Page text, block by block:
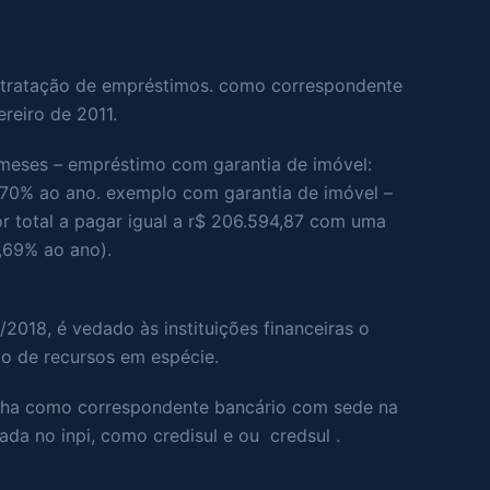
de empréstimos. como correspondente
de 2011.
– empréstimo com garantia de imóvel:
ao ano. exemplo com garantia de imóvel –
total a pagar igual a r$ 206.594,87 com uma
ao ano).
é vedado às instituições financeiras o
de recursos em espécie.
como correspondente bancário com sede na
no inpi, como credisul e ou credsul .